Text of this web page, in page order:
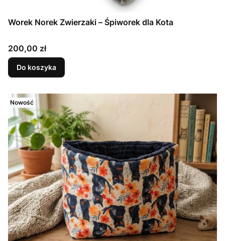
Worek Norek Zwierzaki – Śpiworek dla Kota
Cena
200,00 zł
Do koszyka
Nowość